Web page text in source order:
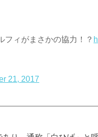
フィがまさかの協力！？
21, 2017